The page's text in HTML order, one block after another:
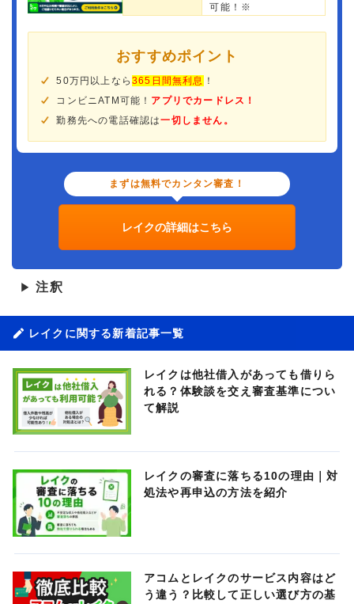
可能！※
おすすめポイント
50万円以上なら365日間無利息
！
コンビニATM可能！ アプリでカードレス！
勤務先への電話確認は一切しません。
まずは無料でカンタン審査！
レイクの詳細はこちら
▶ 注釈
レイクに関する新着記事一覧
レイクは他社借入があっても借りら
れる？体験談を交え審査基準につい
て解説
レイクの審査に落ちる10の理由｜対
処法や再申込の方法を紹介
アコムとレイクのサービス内容はど
う違う？比較して正しい選び方の基